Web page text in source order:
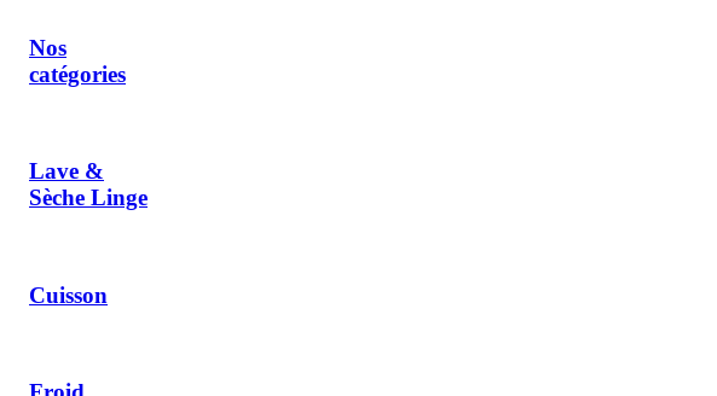
Nos
catégories
Lave &
Sèche Linge
Cuisson